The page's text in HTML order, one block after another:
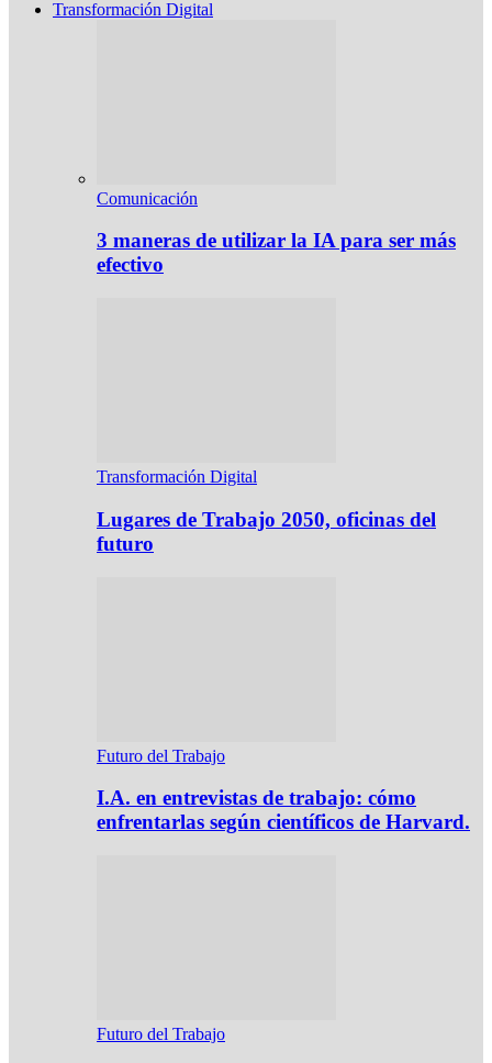
Transformación Digital
Comunicación
3 maneras de utilizar la IA para ser más
efectivo
Transformación Digital
Lugares de Trabajo 2050, oficinas del
futuro
Futuro del Trabajo
I.A. en entrevistas de trabajo: cómo
enfrentarlas según científicos de Harvard.
Futuro del Trabajo